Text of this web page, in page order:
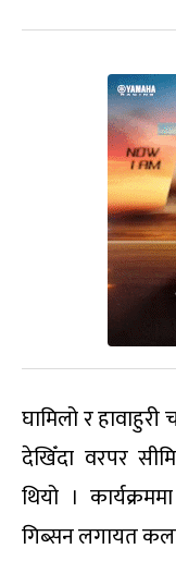
घामिलो र
देखिँदा वरपर
थियो ।
गिब्सन लगायत